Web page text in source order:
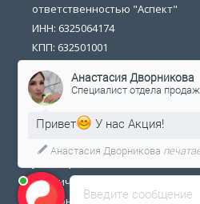
ответственностью "Аспект"
ИНН: 6325064174
КПП: 632501001
БИК: 043601607
р/счет: 40702810054400014702
Банк получателя:
Юридический адрес: 446026
Фактический адрес: 446026
Обороны 1Введите сообщение
Анастасия Дворникова
Специалист отдела продаж
Привет У нас Акция!
Анастасия Дворникова